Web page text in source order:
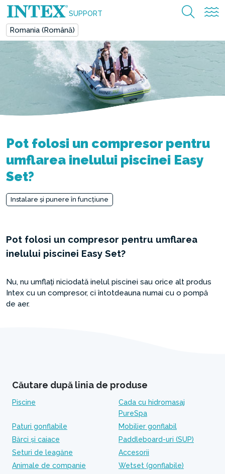
SUPPORT
Romania (Română)
Pot folosi un compresor pentru
umflarea inelului piscinei Easy
Set?
Instalare și punere în funcțiune
Pot folosi un compresor pentru umflarea
inelului piscinei Easy Set?
Nu, nu umflați niciodată inelul piscinei sau orice alt produs
Intex cu un compresor, ci întotdeauna numai cu o pompă
de aer.
Căutare după linia de produse
Piscine
Cada cu hidromasaj
PureSpa
Paturi gonflabile
Mobilier gonflabil
Bărci și caiace
Paddleboard-uri (SUP)
Seturi de leagăne
Accesorii
Animale de companie
Wetset (gonflabile)